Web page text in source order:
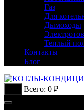
Газ
Для
Дымоходы
Теплый
Контакты
Блог
Всего: 0 ₽